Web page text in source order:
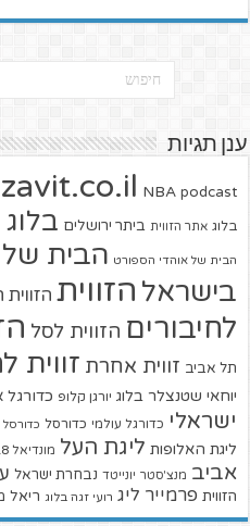
ענן תגיות
NBA podcast
בלוג אתר הזווית ביתר ירושלים
הבית של אוהדי הספורט הבית של
בישראל הזווית
לחיבורים הזווית לסל
תל אביב זווית אחרת זווית
יוחאי שטנצלר בלוג יורגן קלופ כדורגל
ישראלי כדורגל עולמי כדורסל כדורסל
ליגת האלופות ליגת העל מונדיאל 2018
אביב מנצ'סטר יונייטד נבחרת ישראל
הזווית פרמייר ליג רועי זגה בלוג ריאל